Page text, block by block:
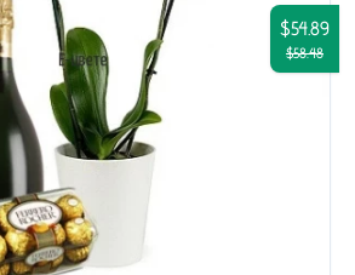
$54.89
$58.48